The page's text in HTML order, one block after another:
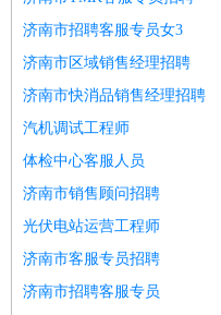
济南市招聘客服专员女3
济南市区域销售经理招聘
济南市快消品销售经理招聘
汽机调试工程师
体检中心客服人员
济南市销售顾问招聘
光伏电站运营工程师
济南市客服专员招聘
济南市招聘客服专员